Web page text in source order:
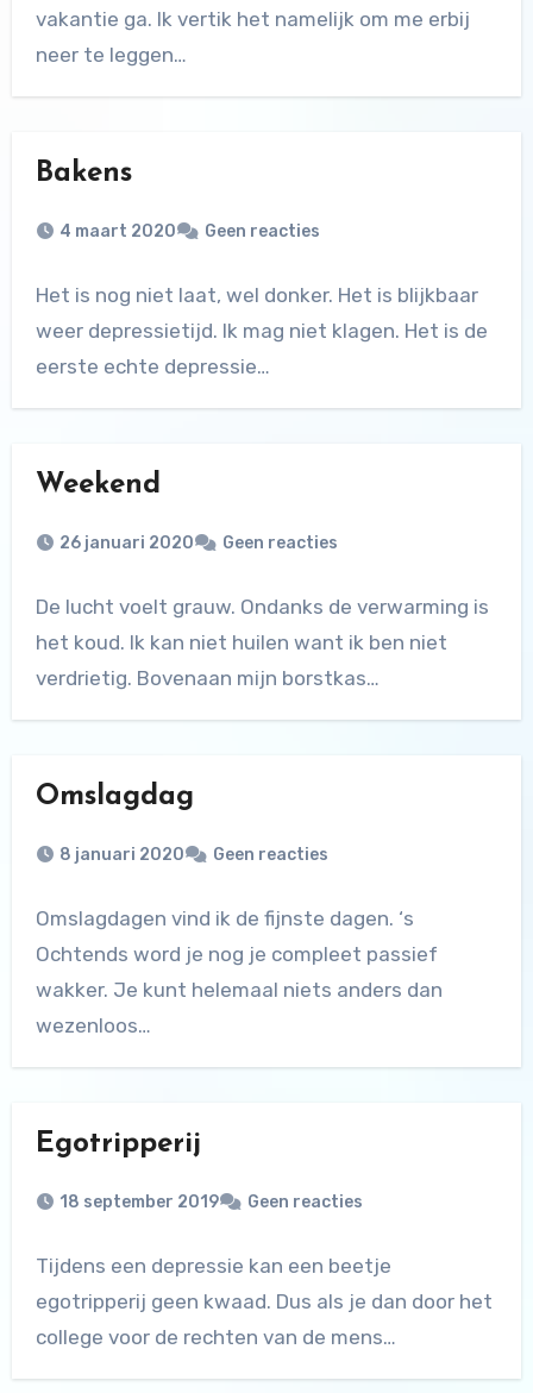
vakantie ga. Ik vertik het namelijk om me erbij
neer te leggen…
Bakens
4 maart 2020 Geen reacties
Het is nog niet laat, wel donker. Het is blijkbaar
weer depressietijd. Ik mag niet klagen. Het is de
eerste echte depressie…
Weekend
26 januari 2020 Geen reacties
De lucht voelt grauw. Ondanks de verwarming is
het koud. Ik kan niet huilen want ik ben niet
verdrietig. Bovenaan mijn borstkas…
Omslagdag
8 januari 2020 Geen reacties
Omslagdagen vind ik de fijnste dagen. ‘s
Ochtends word je nog je compleet passief
wakker. Je kunt helemaal niets anders dan
wezenloos…
Egotripperij
18 september 2019 Geen reacties
Tijdens een depressie kan een beetje
egotripperij geen kwaad. Dus als je dan door het
college voor de rechten van de mens…